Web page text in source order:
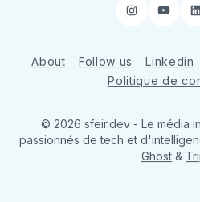
Instagram
About Follow us Linkedin
Politique de
© 2026 sfeir.dev - Le média
passionnés de tech et
Ghost &